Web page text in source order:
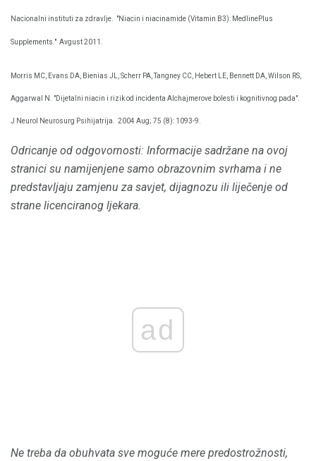
Nacionalni instituti za zdravlje. "Niacin i niacinamide (Vitamin B3): MedlinePlus
Supplements." Avgust 2011.
Morris MC, Evans DA, Bienias JL, Scherr PA, Tangney CC, Hebert LE, Bennett DA, Wilson RS,
Aggarwal N. "Dijetalni niacin i rizik od incidenta Alchajmerove bolesti i kognitivnog pada".
J Neurol Neurosurg Psihijatrija. 2004 Aug; 75 (8): 1093-9.
Odricanje od odgovornosti: Informacije sadržane na ovoj
stranici su namijenjene samo obrazovnim svrhama i ne
predstavljaju zamjenu za savjet, dijagnozu ili liječenje od
strane licenciranog ljekara.
ad
Ne treba da obuhvata sve moguće mere predostrožnosti,